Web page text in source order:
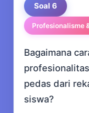
Soal 6
Profesionalisme
Bagaimana
pedas dari
siswa?